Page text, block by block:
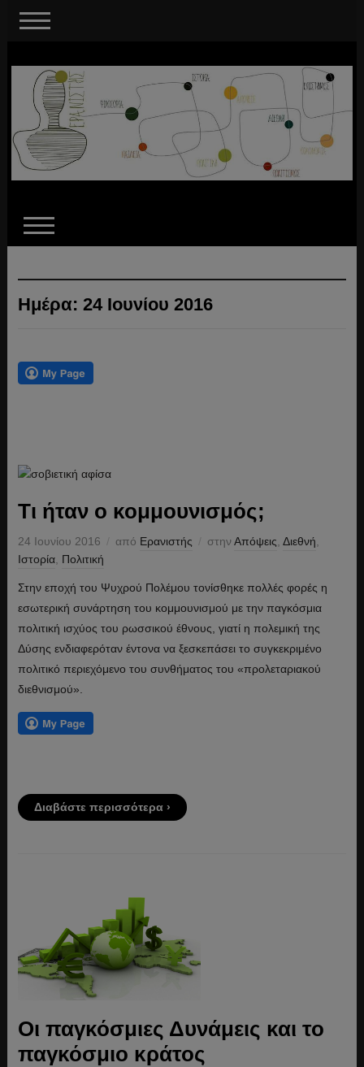
Ημέρα: 24 Ιουνίου 2016
Τι ήταν ο κομμουνισμός;
24 Ιουνίου 2016 από Ερανιστής στηνΑπόψεις Διεθνή
Ιστορία, Πολιτική
Στην εποχή του Ψυχρού Πολέμου τονίσθηκε πολλές φορές η
εσωτερική συνάρτηση του κομμουνισμού με την παγκόσμια
πολιτική ισχύος του ρωσσικού έθνους, γιατί η πολεμική της
Δύσης ενδιαφερόταν έντονα να ξεσκεπάσει το συγκεκριμένο
πολιτικό περιεχόμενο του συνθήματος του «προλεταριακού
διεθνισμού».
Διαβάστε περισσότερα ›
Οι παγκόσμιες Δυνάμεις και το
παγκόσμιο κράτος